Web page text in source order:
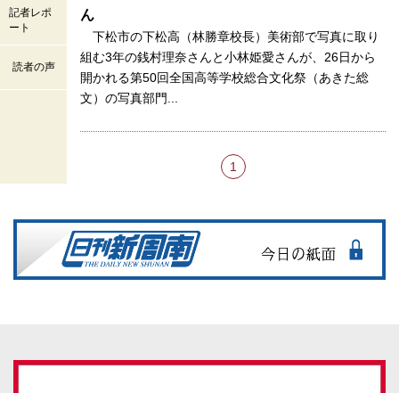
記者レポ
ート
読者の声
ん
下松市の下松高（林勝章校長）美術部で写真に取り
組む3年の銭村理奈さんと小林姫愛さんが、26日から
開かれる第50回全国高等学校総合文化祭（あきた総
文）の写真部門...
1